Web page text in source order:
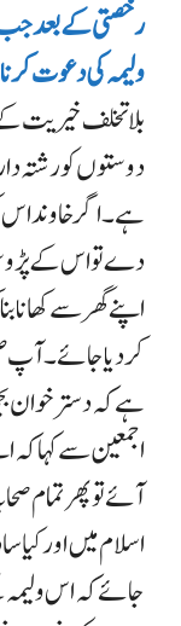
رخصتی کے بعد
ولیمہ کی دعوت
بلا تخلف خیریت
دوستوں کو رشتہ
ہے ۔ اگر خاوند اس
دے تو اس کے
اپنے گھر سے کھانا
کردیا جائے ۔ آپ
ہے کہ دستر خوان
اجمعین سے کہا کہ
آئے تو پھر تمام
اسلام میں اور کیا
جائے کہ اس ولیمہ